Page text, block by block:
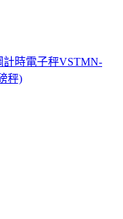
時電子秤VSTMN-
秤)